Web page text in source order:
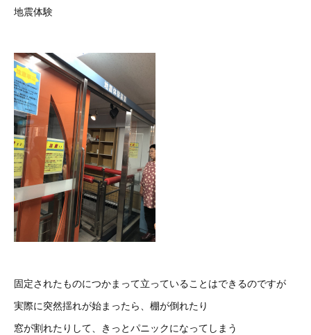
地震体験
固定されたものにつかまって立っていることはできるのですが
実際に突然揺れが始まったら、棚が倒れたり
窓が割れたりして、きっとパニックになってしまう